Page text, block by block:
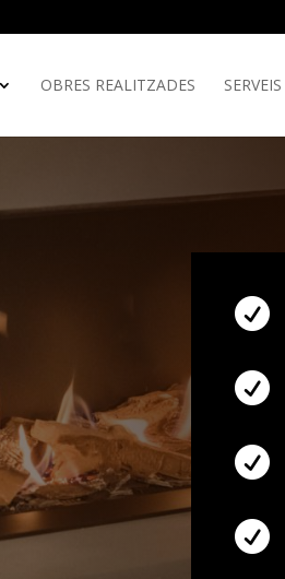
OBRES REALITZADES SERVEIS



